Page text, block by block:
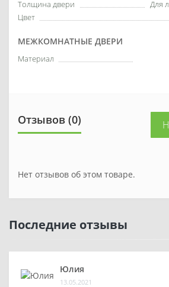
Толщина двери
Для
Цвет
МЕЖКОМНАТНЫЕ ДВЕРИ
Материал
Отзывов (0)
Нет отзывов об этом товаре.
Последние отзывы
Юлия
13.05.2021